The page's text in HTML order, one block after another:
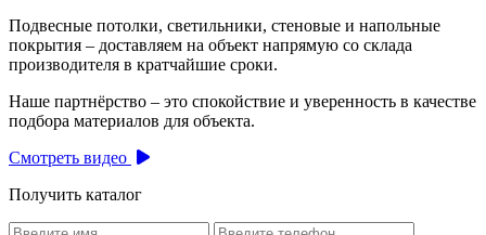
Подвесные потолки, светильники, стеновые и напольные
покрытия – доставляем на объект напрямую со склада
производителя в кратчайшие сроки.
Наше партнёрство – это спокойствие и уверенность в качестве
подбора материалов для объекта.
Смотреть видео
Получить каталог